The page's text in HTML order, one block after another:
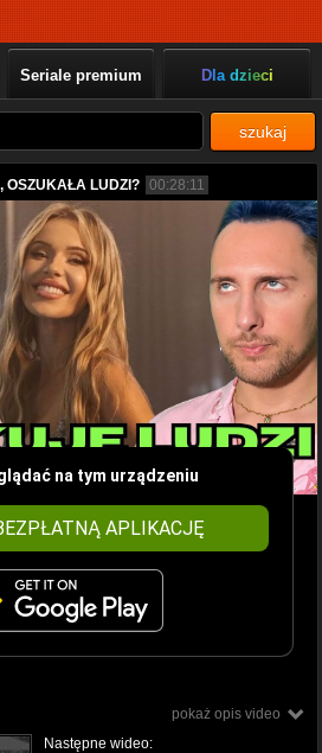
Seriale premium Dla dzieci
szukaj
OSZUKAŁA LUDZI? 00:28:11
na tym urządzeniu
APLIKACJĘ
pokaż opis video
Następne wideo: